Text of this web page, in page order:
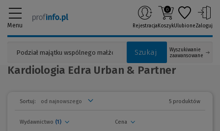
Menu
Szukaj
Wyszukiwanie
zaawansowane
Rejestracja
0
KoszykUlubioneZaloguj
Kardiologia Edra Urban & Partner
Sortuj: 5 produktów
Wydawnictwo (1)
Cena